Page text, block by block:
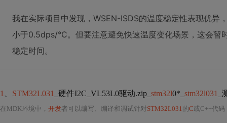
我在实际项目中发现，WSEN-ISDS的温度稳定性表现优异
小于0.5dps/°C。但要注意避免快速温度变化场景，这会暂
稳定时间。
1 STM32L031 _硬件I2C_VL53L0驱动.zip_ stm32l0*_ stm32l031 _
在MDK环境中， 开发者可以编写、编译和调试针对STM32L031的C或C++代